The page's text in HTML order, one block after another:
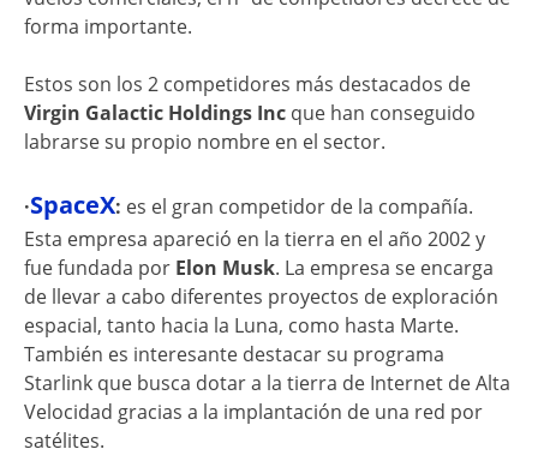
forma importante.
Estos son los 2 competidores más destacados de
Virgin Galactic Holdings Inc que han conseguido
labrarse su propio nombre en el sector.
·SpaceX: es el gran competidor de la compañía.
Esta empresa apareció en la tierra en el año 2002 y
fue fundada por Elon Musk. La empresa se encarga
de llevar a cabo diferentes proyectos de exploración
espacial, tanto hacia la Luna, como hasta Marte.
También es interesante destacar su programa
Starlink que busca dotar a la tierra de Internet de Alta
Velocidad gracias a la implantación de una red por
satélites.